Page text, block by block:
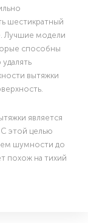
шестикратный
Лучшие модели
способны
вытяжки
является
этой целью
шумности до
похож на тихий